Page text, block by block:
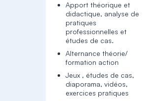
Apport théorique et
didactique, analyse de
pratiques
professionnelles et
études de cas.
Alternance théorie/
formation action
Jeux , études de cas,
diaporama, vidéos,
exercices pratiques